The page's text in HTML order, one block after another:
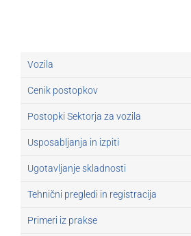
Vozila
Cenik postopkov
Postopki Sektorja za vozila
Usposabljanja in izpiti
Ugotavljanje skladnosti
Tehnični pregledi in registracija
Primeri iz prakse